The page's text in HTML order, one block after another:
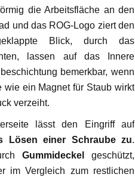
die Arbeitsfläche an den
und das ROG-Logo ziert den
Blick, durch das
lassen auf das Innere
bemerkbar, wenn
wie ein Magnet für Staub wirkt
verzeiht.
lässt den Eingriff auf
Lösen einer Schraube zu.
Gummideckel
geschützt,
im Vergleich zum restlichen